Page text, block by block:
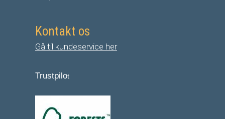
Kontakt os
Gå til kundeservice her
Trustpilot